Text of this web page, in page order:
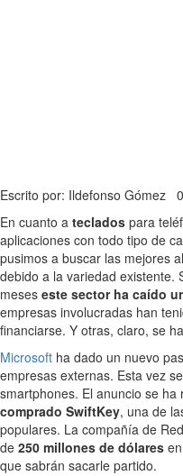
Escrito por: Ildefonso Gómez
En cuanto a teclados para
aplicaciones con todo tipo de
pusimos a buscar las mejores
debido a la variedad existente.
meses este sector ha caído
empresas involucradas han
financiarse. Y otras, claro, se
Microsoft ha dado un nuevo
empresas externas. Esta vez
smartphones. El anuncio se
comprado SwiftKey, una de
populares. La compañía de
de 250 millones de dólares
que sabrán sacarle partido.